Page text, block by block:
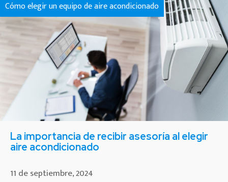
Cómo elegir un equipo de aire acondicionado
La importancia de recibir asesoría al elegir
aire acondicionado
11 de septiembre, 2024